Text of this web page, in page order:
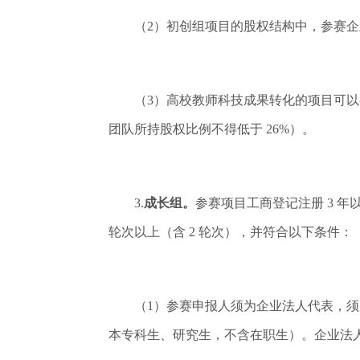
（2）初创组项目的股权结构中，参赛企
（3）高校教师科技成果转化的项目可以
团队所持股权比例不得低于 26%）。
3.成长组。 参赛项目工商登记注册 3 年
轮次以上（含 2 轮次），并符合以下条件：
（1）参赛申报人须为企业法人代表，须
本专科生、研究生，不含在职生）。企业